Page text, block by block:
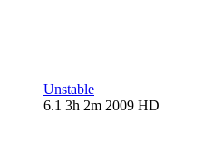
Unstable
6.1 3h 2m 2009 HD